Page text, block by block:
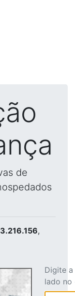
de
,
Digite
lado no